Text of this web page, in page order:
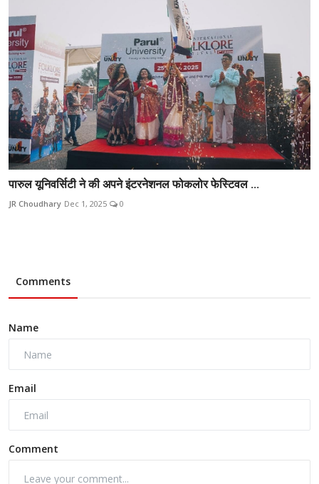
पारुल यूनिवर्सिटी ने की अपने इंटरनेशनल फोकलोर फेस्टिवल ...
JR Choudhary Dec 1, 2025 0
Comments
Name
Email
Comment